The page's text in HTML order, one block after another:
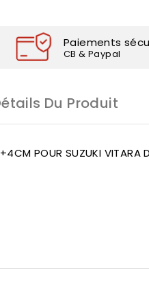
Paiements
CB & Paypal
Du Produit
POUR SUZUKI VITARA